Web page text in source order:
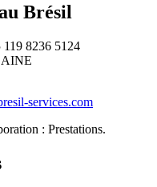
Brésil
8236 5124
services.com
: Prestations.